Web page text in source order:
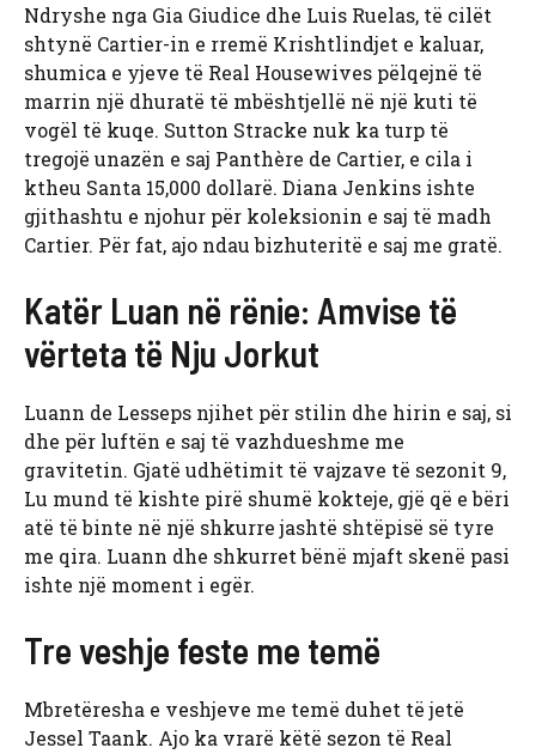
Ndryshe nga Gia Giudice dhe Luis Ruelas, të cilët
shtynë Cartier-in e rremë Krishtlindjet e kaluar,
shumica e yjeve të Real Housewives pëlqejnë të
marrin një dhuratë të mbështjellë në një kuti të
vogël të kuqe. Sutton Stracke nuk ka turp të
tregojë unazën e saj Panthère de Cartier, e cila i
ktheu Santa 15,000 dollarë. Diana Jenkins ishte
gjithashtu e njohur për koleksionin e saj të madh
Cartier. Për fat, ajo ndau bizhuteritë e saj me gratë.
Katër Luan në rënie: Amvise të
vërteta të Nju Jorkut
Luann de Lesseps njihet për stilin dhe hirin e saj, si
dhe për luftën e saj të vazhdueshme me
gravitetin. Gjatë udhëtimit të vajzave të sezonit 9,
Lu mund të kishte pirë shumë kokteje, gjë që e bëri
atë të binte në një shkurre jashtë shtëpisë së tyre
me qira. Luann dhe shkurret bënë mjaft skenë pasi
ishte një moment i egër.
Tre veshje feste me temë
Mbretëresha e veshjeve me temë duhet të jetë
Jessel Taank. Ajo ka vrarë këtë sezon të Real